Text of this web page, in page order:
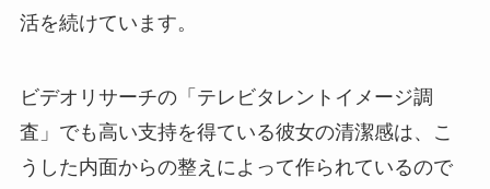
活を続けています。
ビデオリサーチの「テレビタレントイメージ調
査」でも高い支持を得ている彼女の清潔感は、こ
うした内面からの整えによって作られているので